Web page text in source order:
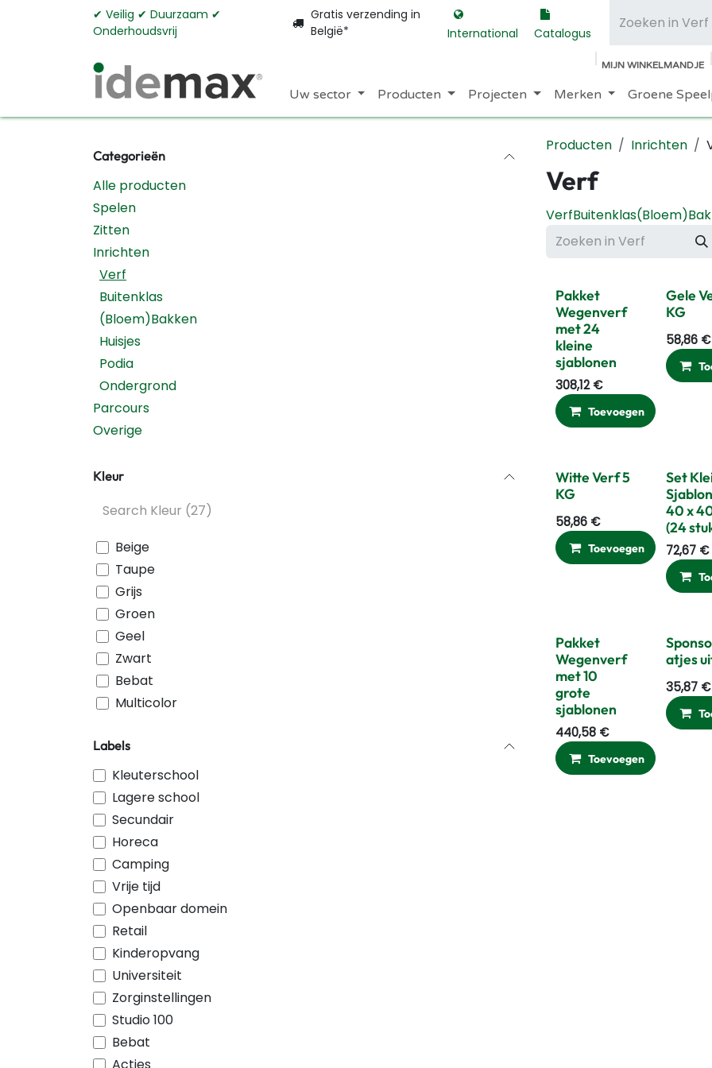
Overslaan naar inhoud✔︎ Veilig ✔︎ Duurzaam ✔︎
Onderhoudsvrij
Gratis verzending in
België*
International Catalogus
MIJN WINKELMANDJE
Uw sector Producten Projecten Merken Groene
Categorieën
Alle producten
Spelen
Zitten
Inrichten
Verf
Buitenklas
(Bloem)Bakken
Huisjes
Podia
Ondergrond
Parcours
Overige
Kleur
Beige
Taupe
Grijs
Groen
Geel
Zwart
Bebat
Multicolor
Maya De Bij
Bruin
Oranje
Blauw
Roze
Yarn Green
Vlamrood
Confetti
Mix (Rood/Groen)
Wit
Roodbruin
Limoen
Antraciet
Fuchsia
Kiwi
Labels
Kleuterschool
Lagere school
Secundair
Horeca
Camping
Vrije tijd
Openbaar domein
Retail
Kinderopvang
Universiteit
Zorginstellingen
Studio 100
Bebat
Producten Inrichten
Verf
VerfBuitenklas
Gratis Sjablonen
Pakket
Wegenverf
met 24
kleine
sjablonen
308,12€
Toevoegen
Gele
KG
58,86€
Witte Verf 5
KG
58,86 €
Toevoegen
Set
40 x
(24
72,67€
Pakket
Wegenverf
met 10
grote
sjablonen
440,58 €
Toevoegen
atjes
35,87€